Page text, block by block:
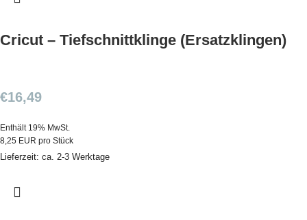
Cricut – Tiefschnittklinge (Ersatzklingen)
€16,49
Enthält 19% MwSt.
8,25 EUR pro Stück
Lieferzeit: ca. 2-3 Werktage